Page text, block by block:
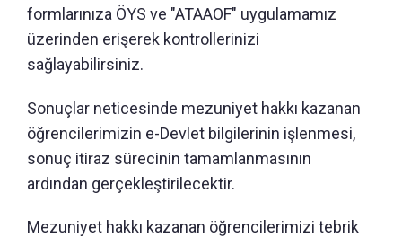
formlarınıza ÖYS ve "ATAAOF" uygulamamız
üzerinden erişerek kontrollerinizi
sağlayabilirsiniz.
Sonuçlar neticesinde mezuniyet hakkı kazanan
öğrencilerimizin e-Devlet bilgilerinin işlenmesi,
sonuç itiraz sürecinin tamamlanmasının
ardından gerçekleştirilecektir.
Mezuniyet hakkı kazanan öğrencilerimizi tebrik